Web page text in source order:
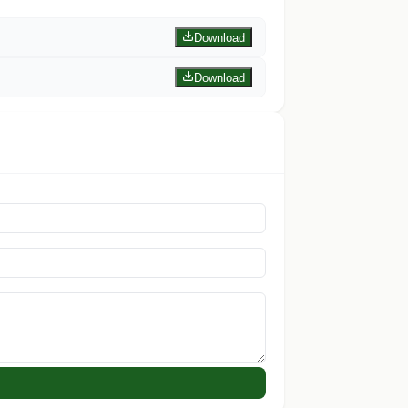
Download
Download